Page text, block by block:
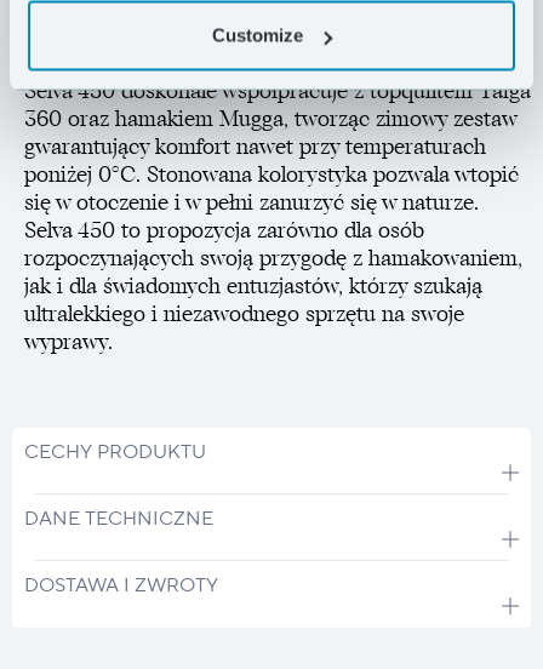
Customize
eliminując przeciągi i zapewniając idealne
Selva 450 doskonale współpracuje z topquiltem Taiga
360 oraz hamakiem Mugga, tworząc zimowy zestaw
gwarantujący komfort nawet przy temperaturach
poniżej 0°C. Stonowana kolorystyka pozwala wtopić
się w otoczenie i w pełni zanurzyć się w naturze.
Selva 450 to propozycja zarówno dla osób
rozpoczynających swoją przygodę z hamakowaniem,
jak i dla świadomych entuzjastów, którzy szukają
ultralekkiego i niezawodnego sprzętu na swoje
wyprawy.
CECHY PRODUKTU
DANE TECHNICZNE
DOSTAWA I ZWROTY